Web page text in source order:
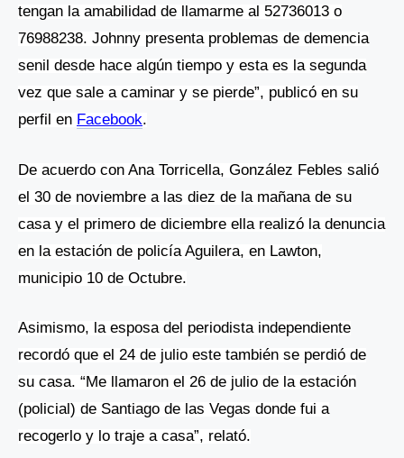
tengan la amabilidad de llamarme al 52736013 o
76988238. Johnny presenta problemas de demencia
senil desde hace algún tiempo y esta es la segunda
vez que sale a caminar y se pierde”, publicó en su
perfil en Facebook.
De acuerdo con Ana Torricella, González Febles salió
el 30 de noviembre a las diez de la mañana de su
casa y el primero de diciembre ella realizó la denuncia
en la estación de policía Aguilera, en Lawton,
municipio 10 de Octubre.
Asimismo, la esposa del periodista independiente
recordó que el 24 de julio este también se perdió de
su casa. “Me llamaron el 26 de julio de la estación
(policial) de Santiago de las Vegas donde fui a
recogerlo y lo traje a casa”, relató.